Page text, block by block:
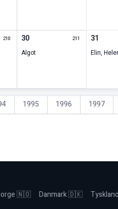
210 30 211
Algot
31
Elin,
1995 1996 1997
🇳🇴 Danmark 🇩🇰